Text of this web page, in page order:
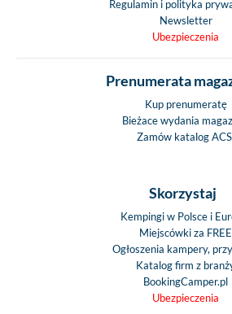
Regulamin i polityka
Newsletter
Ubezpieczenia
Prenumerata
Kup prenumeratę
Bieżace wydania
Zamów katalog
Skorzystaj
Kempingi w Polsce i
Miejscówki za FREE
Ogłoszenia kampery,
Katalog firm z
BookingCamper.pl
Ubezpieczenia